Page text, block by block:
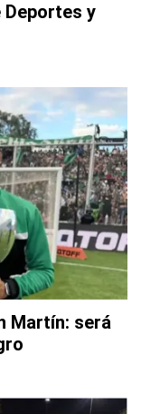
y
Martín: será